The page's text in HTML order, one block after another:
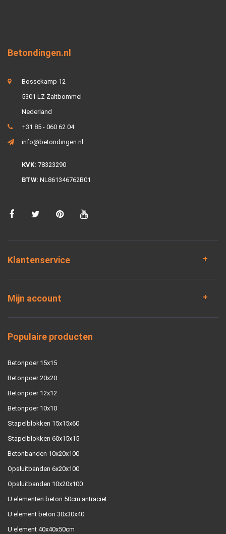
Betondingen.nl
Bossekamp 12
5301 LZ Zaltbommel
Nederland
+31 85 - 060 62 04
info@betondingen.nl
KVK: 78323290
BTW: NL861346762B01
Klantenservice
Mijn account
Populaire producten
Betonpoer 15x15
Betonpoer 20x20
Betonpoer 12x12
Betonpoer 10x10
Stapelblokken 15x15x60
Stapelblokken 60x15x15
Betonbanden 10x20x100
Opsluitbanden 6x20x100
Opsluitbanden 10x20x100
U elementen beton 50cm antraciet
U element beton 30x30x40
U element 40x40x50cm